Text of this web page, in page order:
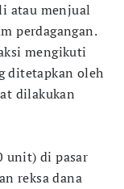
atau menjual
perdagangan.
mengikuti
ditetapkan oleh
dilakukan
unit) di pasar
reksa dana